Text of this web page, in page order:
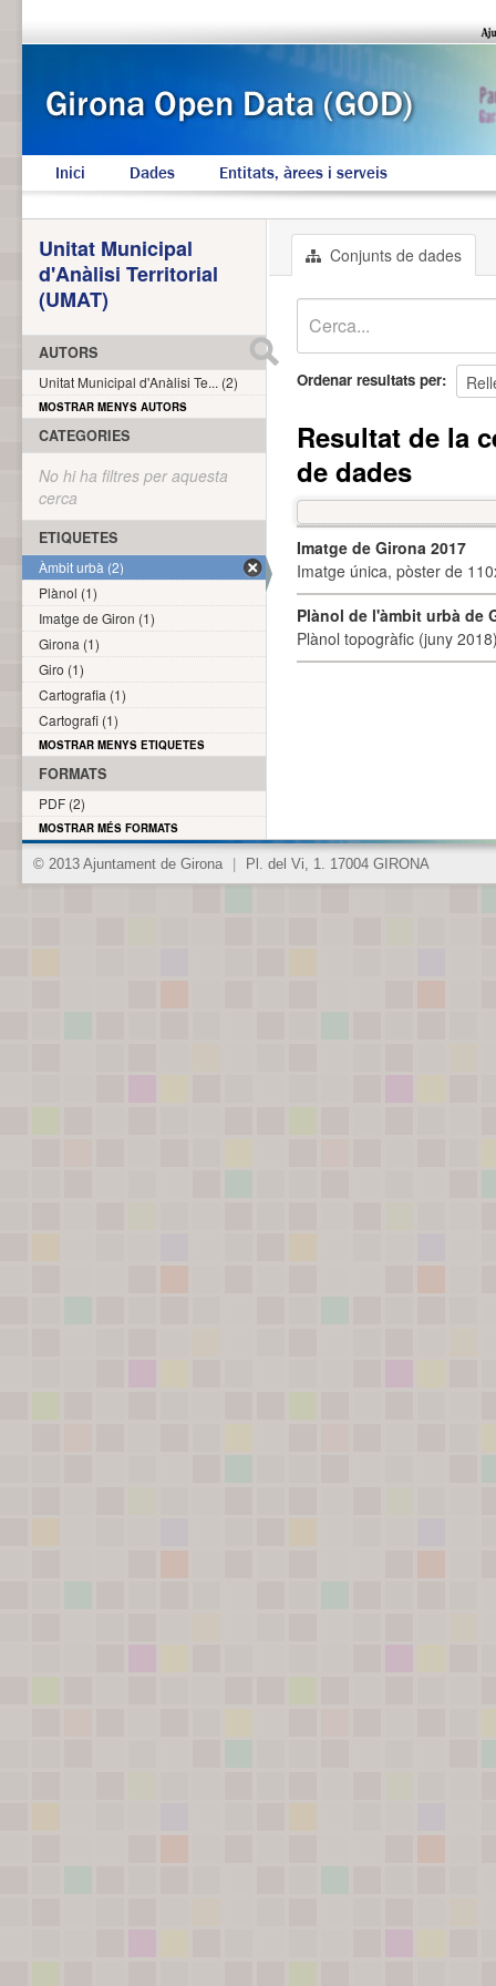
Inici Dades Entitats, àrees i serveis
Conjunts de dades
Ordenar resultats per
Resultat de la
de dades
Imatge de Girona 2017
Imatge única, pòster de
Plànol de l'àmbit urbà de
Plànol topogràfic (juny
Unitat Municipal
d'Anàlisi Territorial
(UMAT)
AUTORS
Unitat Municipal d'Anàlisi Te... (2)
MOSTRAR MENYS AUTORS
CATEGORIES
No hi ha filtres per aquesta
cerca
ETIQUETES
Àmbit urbà (2)
Plànol (1)
Imatge de Giron (1)
Girona (1)
Giro (1)
Cartografia (1)
Cartografi (1)
MOSTRAR MENYS ETIQUETES
FORMATS
PDF (2)
MOSTRAR MÉS FORMATS
© 2013 Ajuntament de Girona Pl. del Vi, 1. 17004 GIRONA